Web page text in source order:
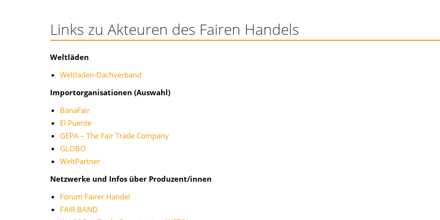
Links zu Akteuren des Fairen Handels
Weltläden
Weltladen-Dachverband
Importorganisationen (Auswahl)
BanaFair
El Puente
GEPA – The Fair Trade Company
GLOBO
WeltPartner
Netzwerke und Infos über Produzent/innen
Forum Fairer Handel
FAIR BAND